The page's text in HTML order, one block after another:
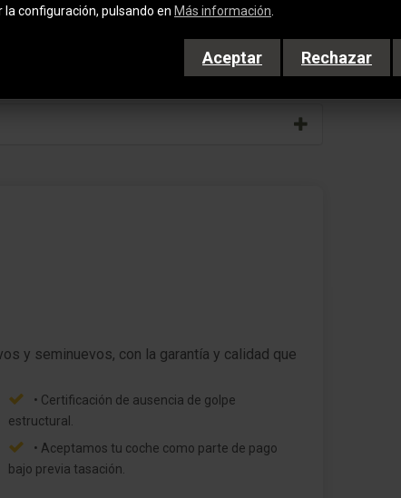
Luces antiniebla
Dirección asistida
Tipo transmisión: Tracción delantera
y seminuevos, con la garantía y calidad que
• Certificación de ausencia de golpe
estructural.
• Aceptamos tu coche como parte de pago
bajo previa tasación.
configuración, pulsando en Más información
Aceptar Rechazar